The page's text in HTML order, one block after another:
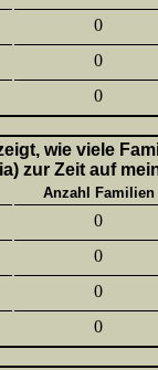
0
0
0
wie viele
zur Zeit auf
Anzahl Familien
0
0
0
0